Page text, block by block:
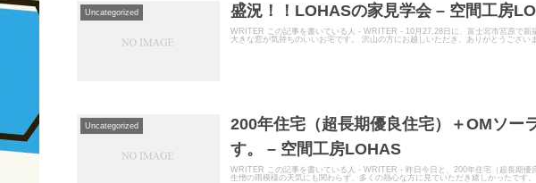
Uncategorized 盛況！！LOHASの家見学会 – 空間工房
WRITER この記事を書いている人 - WRITER - 10月27,28日に、富士宮市宮原で新
大きな窓が気持ちのいいお宅です。 沢山の方にお越しいただき、ありがとうござい
Uncategorized
200年住宅（超長期優良住宅）＋OMソー
す。 – 空間工房LOHAS
WRITER この記事を書いている人 - WRITER - 昨日今日と、200年住宅（超長期優
生憎の雨模様の天気にも関わらず、多くの熱心な方に見ていただき嬉しかったです。